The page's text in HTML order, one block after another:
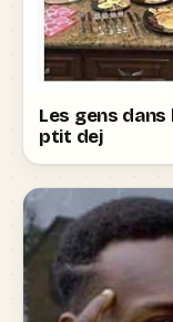
Les gens
ptit dej